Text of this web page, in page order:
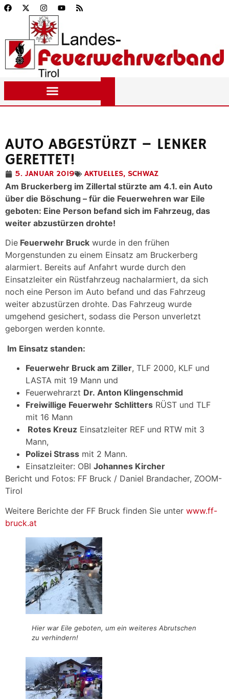
AUTO ABGESTÜRZT – LENKER
GERETTET!
5. JANUAR 2019 AKTUELLES, SCHWAZ
Am Bruckerberg im Zillertal stürzte am 4.1. ein Auto
über die Böschung – für die Feuerwehren war Eile
geboten: Eine Person befand sich im Fahrzeug, das
weiter abzustürzen drohte!
Die Feuerwehr Bruck wurde in den frühen
Morgenstunden zu einem Einsatz am Bruckerberg
alarmiert. Bereits auf Anfahrt wurde durch den
Einsatzleiter ein Rüstfahrzeug nachalarmiert, da sich
noch eine Person im Auto befand und das Fahrzeug
weiter abzustürzen drohte. Das Fahrzeug wurde
umgehend gesichert, sodass die Person unverletzt
geborgen werden konnte.
Im Einsatz standen:
Feuerwehr Bruck am Ziller, TLF 2000, KLF und
LASTA mit 19 Mann und
Feuerwehrarzt Dr. Anton Klingenschmid
Freiwillige Feuerwehr Schlitters RÜST und TLF
mit 16 Mann
Rotes Kreuz Einsatzleiter REF und RTW mit 3
Mann,
Polizei Strass mit 2 Mann.
Einsatzleiter: OBI Johannes Kircher
Bericht und Fotos: FF Bruck / Daniel Brandacher, ZOOM-
Tirol
Weitere Berichte der FF Bruck finden Sie unter www.ff-
bruck.at
Hier war Eile geboten, um ein weiteres Abrutschen
zu verhindern!